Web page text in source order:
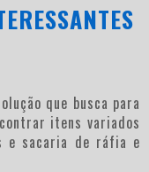
que busca para
itens variados
e sacaria de ráfia e